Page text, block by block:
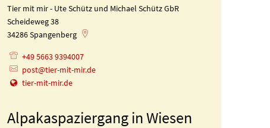
Tier mit mir - Ute Schütz und Michael Schütz GbR
Scheideweg 38
34286Spangenberg
+49 5663 9394007
post@tier-mit-mir.de
tier-mit-mir.de
Alpakaspaziergang in Wiesen